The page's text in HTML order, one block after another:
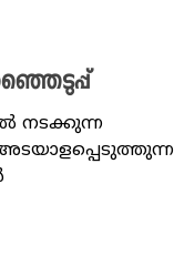
നടക്കുന്ന